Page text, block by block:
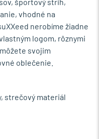
vhodné na
nerobíme žiadne
logom, rôznymi
svojim
oblečenie.
strečový materiál